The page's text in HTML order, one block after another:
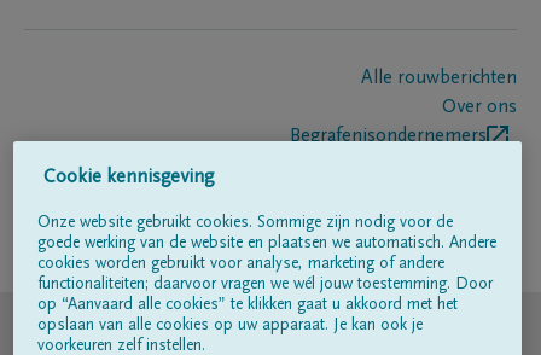
Alle rouwberichten
Over ons
Begrafenisondernemers
Volg ons op
© DELA
Cookie kennisgeving
Onze website gebruikt cookies. Sommige zijn nodig voor de
goede werking van de website en plaatsen we automatisch. Andere
cookies worden gebruikt voor analyse, marketing of andere
functionaliteiten; daarvoor vragen we wél jouw toestemming. Door
op “Aanvaard alle cookies” te klikken gaat u akkoord met het
opslaan van alle cookies op uw apparaat. Je kan ook je
voorkeuren zelf instellen.